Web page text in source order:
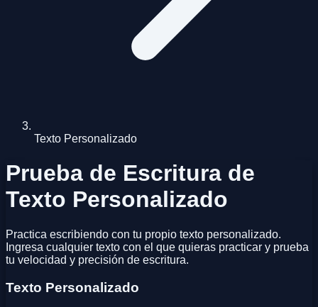
Texto Personalizado
Prueba de Escritura de
Texto Personalizado
Practica escribiendo con tu propio texto personalizado.
Ingresa cualquier texto con el que quieras practicar y prueba
tu velocidad y precisión de escritura.
Texto Personalizado